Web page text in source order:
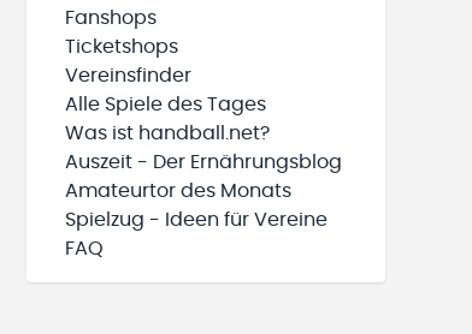
Fanshops
Ticketshops
Vereinsfinder
Alle Spiele des Tages
Was ist handball.net?
Auszeit - Der Ernährungsblog
Amateurtor des Monats
Spielzug - Ideen für Vereine
FAQ